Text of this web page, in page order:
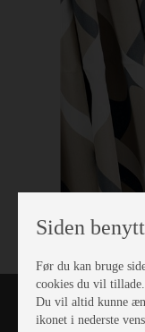
Siden
Før du kan bruge
cookies du vil tillade.
Du vil altid kunne
ikonet i nederste